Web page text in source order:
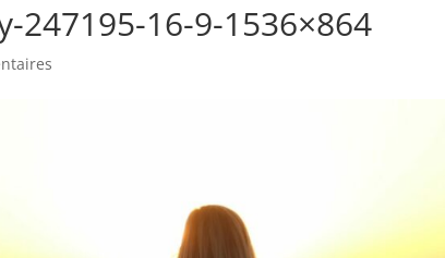
247195-16-9-1536×864